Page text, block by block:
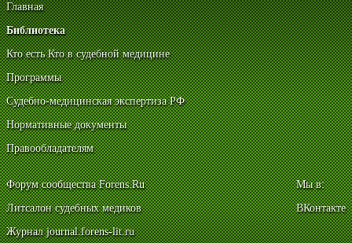
Главная
Библиотека
Кто есть Кто в судебной медицине
Программы
Судебно-медицинская экспертиза РФ
Нормативные документы
Правообладателям
Форум сообщества Forens.Ru
Литсалон судебных медиков
Журнал journal.forens-lit.ru
Мы в:
ВКонтакте